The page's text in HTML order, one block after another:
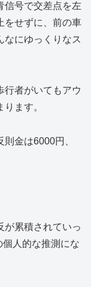
信号で交差点を左
をせずに、前の車
なにゆっくりなス
行者がいてもアウ
ます。
金は6000円、
が累積されていっ
人的な推測にな